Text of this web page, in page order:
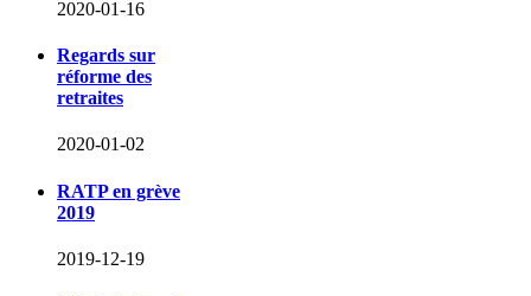
2020-01-16
Regards sur
réforme des
retraites
2020-01-02
RATP en grève
2019
2019-12-19